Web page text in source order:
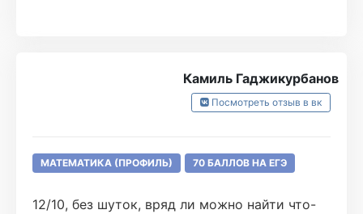
Камиль Гаджикурбанов
Посмотреть отзыв в вк
МАТЕМАТИКА (ПРОФИЛЬ) 70 БАЛЛОВ НА ЕГЭ
12/10, без шуток, вряд ли можно найти что-